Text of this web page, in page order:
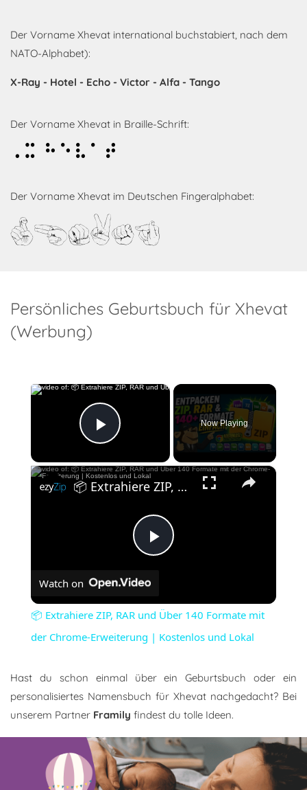
Der Vorname Xhevat international buchstabiert, nach dem
NATO-Alphabet):
X-Ray - Hotel - Echo - Victor - Alfa - Tango
Der Vorname Xhevat in Braille-Schrift:
Xhevat
Der Vorname Xhevat im Deutschen Fingeralphabet:
Xhevat
Persönliches Geburtsbuch für Xhevat
(Werbung)
×
Play Video
Now Playing
×
Play
📦 Extrahiere ZIP, RAR und Über 140 Formate mit der Chrome-Erweiterung | Kostenlos und Lokal
Watch on
📦 Extrahiere ZIP, RAR und Über 140 Formate mit
der Chrome-Erweiterung | Kostenlos und Lokal
Hast du schon einmal über ein Geburtsbuch oder ein
personalisiertes Namensbuch für Xhevat nachgedacht? Bei
unserem Partner Framily findest du tolle Ideen.